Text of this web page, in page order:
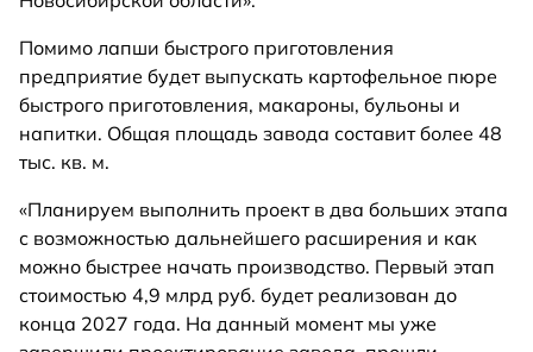
Помимо лапши быстрого приготовления
предприятие будет выпускать картофельное пюре
быстрого приготовления, макароны, бульоны и
напитки. Общая площадь завода составит более 48
тыс. кв. м.
«Планируем выполнить проект в два больших этапа
с возможностью дальнейшего расширения и как
можно быстрее начать производство. Первый этап
стоимостью 4,9 млрд руб. будет реализован до
конца 2027 года. На данный момент мы уже